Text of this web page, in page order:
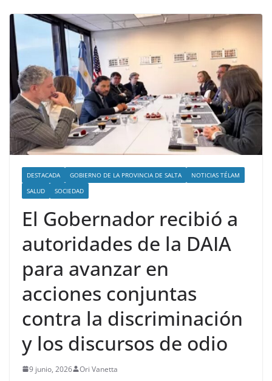
DESTACADA GOBIERNO DE LA PROVINCIA DE SALTA
NOTICIAS TÉLAM
SALUD
SOCIEDAD
El Gobernador recibió a
autoridades de la DAIA
para avanzar en
acciones conjuntas
contra la discriminación
y los discursos de odio
9 junio, 2026 Ori Vanetta